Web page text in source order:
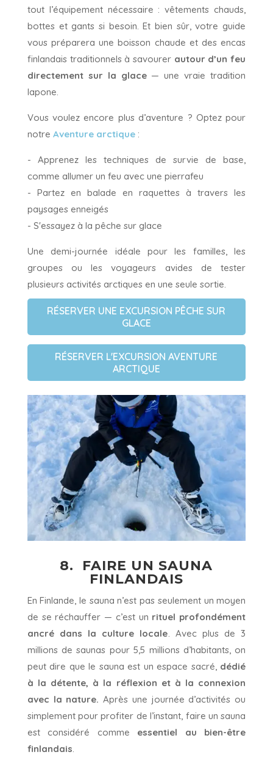
tout l’équipement nécessaire : vêtements chauds,
bottes et gants si besoin. Et bien sûr, votre guide
vous préparera une boisson chaude et des encas
finlandais traditionnels à savourer autour d’un feu
directement sur la glace— une vraie tradition
lapone.
Vous voulez encore plus d’aventure ? Optez pour
notre Aventure arctique :
- Apprenez les techniques de survie de base,
comme allumer un feu avec une pierrafeu
- Partez en balade en raquettes à travers les
paysages enneigés
- S'essayez à la pêche sur glace
Une demi-journée idéale pour les familles, les
groupes ou les voyageurs avides de tester
plusieurs activités arctiques en une seule sortie.
RÉSERVER UNE EXCURSION PÊCHE SUR
GLACE
RÉSERVER L'EXCURSION AVENTURE
ARCTIQUE
8. FAIRE UN SAUNA
FINLANDAIS
En Finlande, le sauna n’est pas seulement un moyen
de se réchauffer — c’est un rituel profondément
ancré dans la culture locale. Avec plus de 3
millions de saunas pour 5,5 millions d’habitants, on
peut dire que le sauna est un espace sacré, dédié
à la détente, à la réflexion et à la connexion
avec la nature. Après une journée d’activités ou
simplement pour profiter de l’instant, faire un sauna
est considéré comme essentiel au bien-être
finlandais.